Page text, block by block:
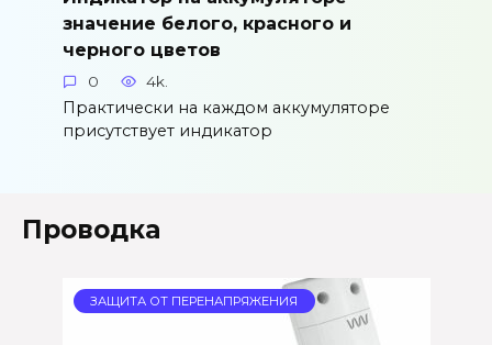
значение белого, красного и
черного цветов
0 4k.
Практически на каждом аккумуляторе
присутствует индикатор
Проводка
ЗАЩИТА ОТ ПЕРЕНАПРЯЖЕНИЯ